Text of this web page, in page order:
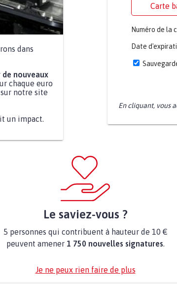
dans
nouveaux
chaque euro
notre site
un impact.
Carte
Numéro de la
Date
En cliquant, vous
Le saviez-vous ?
5 personnes qui contribuent à hauteur de 10 €
peuvent amener 1 750 nouvelles signatures.
Je ne peux rien faire de plus